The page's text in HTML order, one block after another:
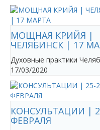
МОЩНАЯ КРИЙЯ |
ЧЕЛЯБИНСК | 17
Духовные практики
17/03/2020
КОНСУЛЬТАЦИИ |
ФЕВРАЛЯ